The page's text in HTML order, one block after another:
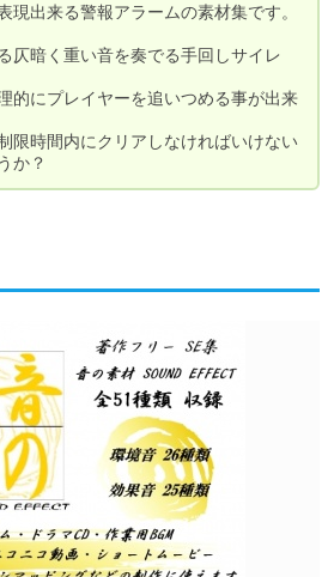
現出来る警報アラームの素材集です。
仄暗く重い音を奏でる手回しサイレ
的にプレイヤーを追いつめる事が出来
限時間内にクリアしなければいけない
か？